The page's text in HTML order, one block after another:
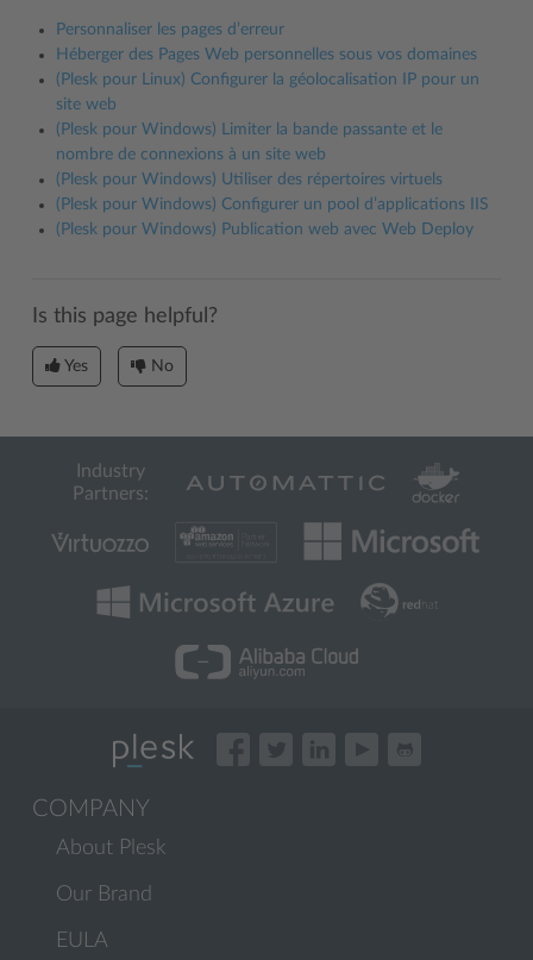
Personnaliser les pages d’erreur
Héberger des Pages Web personnelles sous vos domaines
(Plesk pour Linux) Configurer la géolocalisation IP pour un
site web
(Plesk pour Windows) Limiter la bande passante et le
nombre de connexions à un site web
(Plesk pour Windows) Utiliser des répertoires virtuels
(Plesk pour Windows) Configurer un pool d’applications IIS
(Plesk pour Windows) Publication web avec Web Deploy
Is this page helpful?
Yes No
Industry
Partners:
COMPANY
About Plesk
Our Brand
EULA